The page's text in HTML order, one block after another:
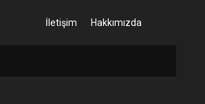
İletişim Hakkımızda